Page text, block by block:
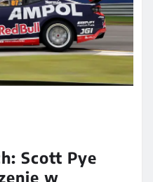
Scott Pye
w